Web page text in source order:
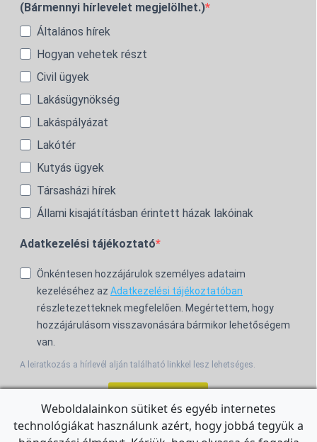
(Bármennyi hírlevelet megjelölhet.)
Általános hírek
Hogyan vehetek részt
Civil ügyek
Lakásügynökség
Lakáspályázat
Lakótér
Kutyás ügyek
Társasházi hírek
Állami kisajátításban érintett házak lakóinak
Adatkezelési tájékoztató
Önkéntesen hozzájárulok személyes adataim
kezeléséhez az Adatkezelési tájékoztatóban
részletezetteknek megfelelően. Megértettem, hogy
hozzájárulásom visszavonására bármikor lehetőségem
van.
A leiratkozás a hírlevél alján található linkkel lesz lehetséges.
For the English Newsletter, clickHERE.
Weboldalainkon sütiket és egyéb internetes
technológiákat használunk azért, hogy jobbá tegyük a